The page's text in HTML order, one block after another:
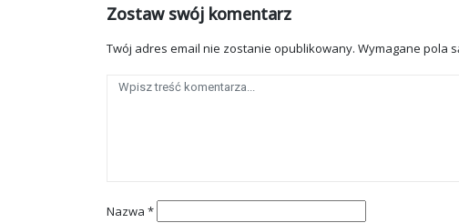
Zostaw swój komentarz
Twój adres email nie zostanie opublikowany. Wymagane pola
Nazwa *